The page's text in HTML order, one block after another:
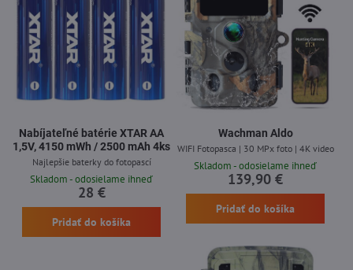
Nabíjateľné batérie XTAR AA
1,5V, 4150 mWh / 2500 mAh 4ks
Najlepšie baterky do fotopascí
Skladom - odosielame ihneď
28 €
Pridať do košíka
Wachman Aldo
WIFI Fotopasca | 30 MPx foto | 4K video
Skladom - odosielame ihneď
139,90 €
Pridať do košíka